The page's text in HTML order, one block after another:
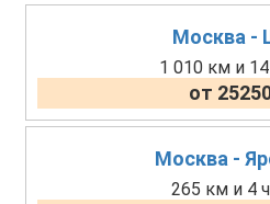
Москва -
1 010 км и
от
Москва -
265 км и 4